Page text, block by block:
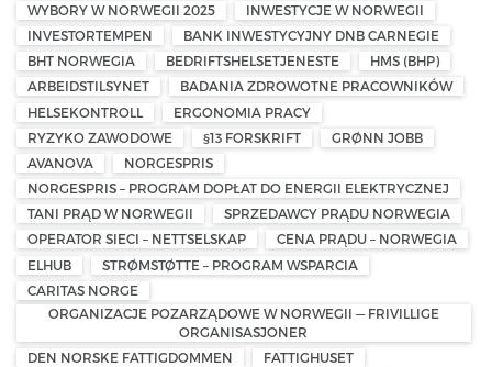
WYBORY W NORWEGII 2025
INWESTYCJE W NORWEGII
INVESTORTEMPEN
BANK INWESTYCYJNY DNB CARNEGIE
BHT NORWEGIA
BEDRIFTSHELSETJENESTE
HMS (BHP)
ARBEIDSTILSYNET
BADANIA ZDROWOTNE PRACOWNIKÓW
HELSEKONTROLL
ERGONOMIA PRACY
RYZYKO ZAWODOWE
§13 FORSKRIFT
GRØNN JOBB
AVANOVA
NORGESPRIS
NORGESPRIS – PROGRAM DOPŁAT DO ENERGII ELEKTRYCZNEJ
TANI PRĄD W NORWEGII
SPRZEDAWCY PRĄDU NORWEGIA
OPERATOR SIECI – NETTSELSKAP
CENA PRĄDU – NORWEGIA
ELHUB
STRØMSTØTTE – PROGRAM WSPARCIA
CARITAS NORGE
ORGANIZACJE POZARZĄDOWE W NORWEGII — FRIVILLIGE
ORGANISASJONER
DEN NORSKE FATTIGDOMMEN
FATTIGHUSET